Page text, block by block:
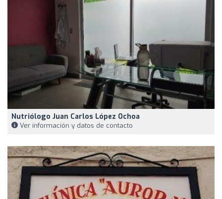
Nutriólogo Juan Carlos López Ochoa
Ver información y datos de contacto